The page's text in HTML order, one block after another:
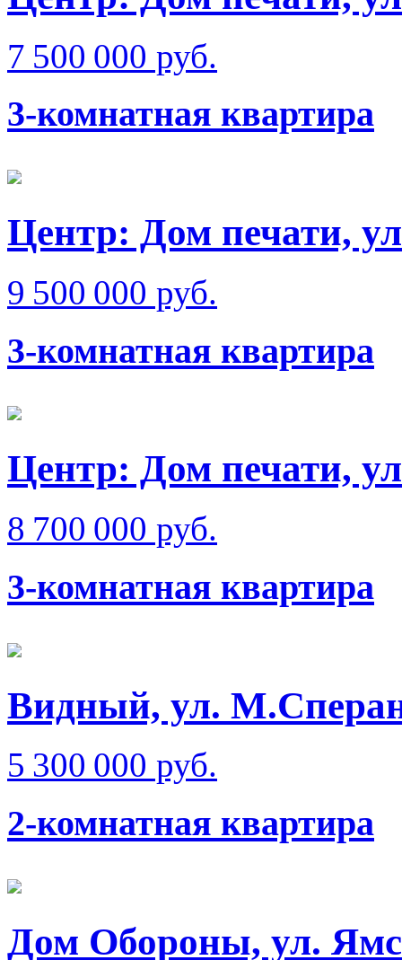
7 500 000 руб.
3-комнатная квартира
Центр: Дом печати,
9 500 000 руб.
3-комнатная квартира
Центр: Дом печати,
8 700 000 руб.
3-комнатная квартира
Видный, ул.
5 300 000 руб.
2-комнатная квартира
Дом Обороны, ул.